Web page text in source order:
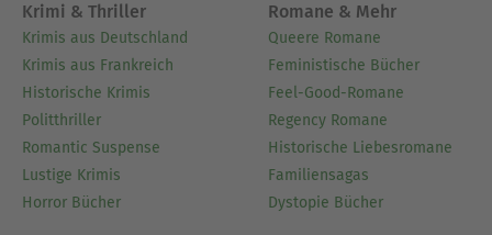
Krimi & Thriller
Krimis aus Deutschland
Krimis aus Frankreich
Historische Krimis
Politthriller
Romantic Suspense
Lustige Krimis
Horror Bücher
Romane & Mehr
Queere Romane
Feministische Bücher
Feel-Good-Romane
Regency Romane
Historische Liebesromane
Familiensagas
Dystopie Bücher